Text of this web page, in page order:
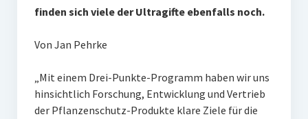
finden sich viele der Ultragifte ebenfalls noch.
Von Jan Pehrke
„Mit einem Drei-Punkte-Programm haben wir uns
hinsichtlich Forschung, Entwicklung und Vertrieb
der Pflanzenschutz-Produkte klare Ziele für die